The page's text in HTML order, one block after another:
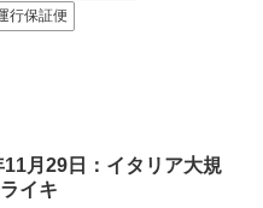
行保証便
11月29日：イタリア大規
イキ